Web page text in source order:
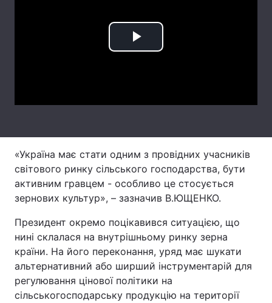
Думки
Вакансії
Послуги
Тема оформлення
Play
«Україна має стати одним з провідних учасників
світового ринку сільського господарства, бути
активним гравцем - особливо це стосується
зернових культур», – зазначив В.ЮЩЕНКО.
Президент окремо поцікавився ситуацією, що
нині склалася на внутрішньому ринку зерна
країни. На його переконання, уряд має шукати
альтернативний або ширший інструментарій для
регулювання цінової політики на
сільськогосподарську продукцію на території